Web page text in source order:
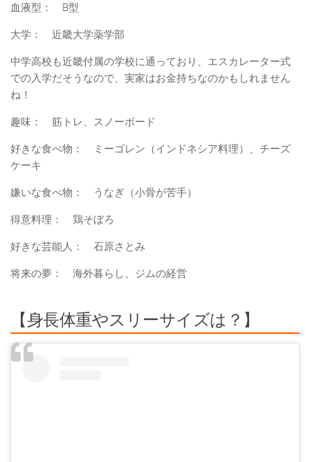
血液型： B型
大学： 近畿大学薬学部
中学高校も近畿付属の学校に通っており、エスカレーター式
での入学だそうなので、実家はお金持ちなのかもしれません
ね！
趣味： 筋トレ、スノーボード
好きな食べ物： ミーゴレン（インドネシア料理）、チーズ
ケーキ
嫌いな食べ物： うなぎ（小骨が苦手）
得意料理： 鶏そぼろ
好きな芸能人： 石原さとみ
将来の夢： 海外暮らし、ジムの経営
【身長体重やスリーサイズは？】